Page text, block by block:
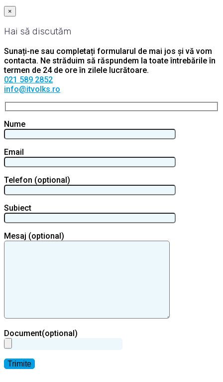
×
Hai să discutăm
Sunați-ne sau completați formularul de mai jos și vă vom
contacta. Ne străduim să răspundem la toate întrebările în
termen de 24 de ore în zilele lucrătoare.
021 589 2852
info@itvolks.ro
Nume
Email
Telefon (optional)
Subiect
Mesaj (optional)
Document(optional)